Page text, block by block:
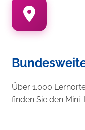
Über 1.000
finden Sie den